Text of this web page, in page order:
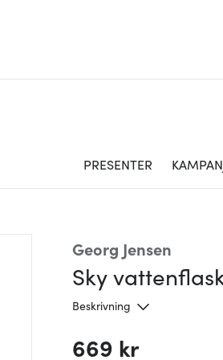
PRESENTER
Georg Jensen
Sky
Beskrivning
669 kr